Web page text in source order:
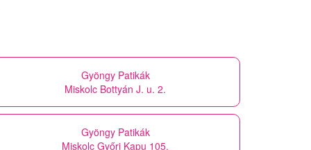
Gyöngy Patikák
Miskolc Bottyán J. u. 2.
Gyöngy Patikák
Miskolc Győri Kapu 105.